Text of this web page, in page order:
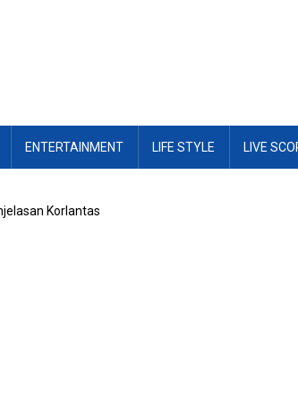
ENTERTAINMENT LIFE STYLE LIVE
Korlantas